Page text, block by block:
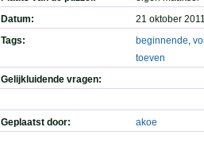
Datum:
21 oktober
Tags:
beginnende,
toeven
Gelijkluidende vragen:
Geplaatst door: akoe